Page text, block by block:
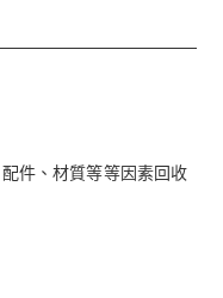
件、材質等等因素回收